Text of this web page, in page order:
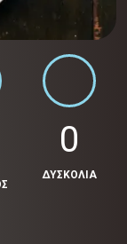
0
ΔΥΣΚΟΛΙΑ